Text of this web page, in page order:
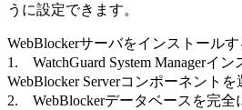
うに設定できます。
WebBlockerサーバをインストールす
1. WatchGuard System Managerイン
WebBlocker Serverコンポーネントを
2. WebBlockerデータベースを完全